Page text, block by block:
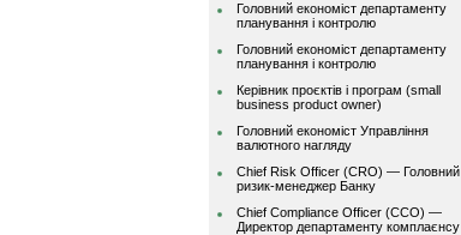
Головний економіст департаменту
планування і контролю
Головний економіст департаменту
планування і контролю
Керівник проєктів і програм (small
business product owner)
Головний економіст Управління
валютного нагляду
Chief Risk Officer (CRO) — Головний
ризик-менеджер Банку
Chief Compliance Officer (CCO) —
Директор департаменту комплаєнсу